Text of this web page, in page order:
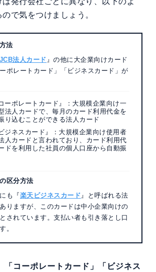
で気をつけましょう。
法
JCB法人カード 』の他に大企業向けカード
ポレートカード」「ビジネスカード」が
ーポレートカード』：大規模企業向け一
法人カードで、毎月のカード利用代金を
り込むことができる法人カード
ジネスカード』：大規模企業向け使用者
人カードと言われており、カード利用代
ドを利用した社員の個人口座から自動振
区分方法
も『楽天ビジネスカード 』と呼ばれる法
りますが、このカードは中小企業向けの
されています。支払い者も引き落とし口
。
「コーポレートカード」「ビジネス